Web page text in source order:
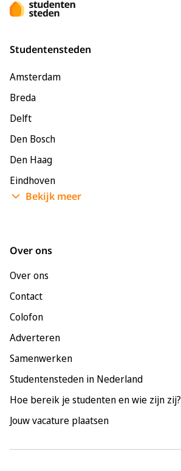
Studentensteden
Amsterdam
Breda
Delft
Den Bosch
Den Haag
Eindhoven
Enschede
Maastricht
Nijmegen
Rotterdam
Tilburg
Utrecht
Bekijk meer
Over ons
Over ons
Contact
Colofon
Adverteren
Samenwerken
Studentensteden in Nederland
Hoe bereik je studenten en wie zijn zij?
Jouw vacature plaatsen